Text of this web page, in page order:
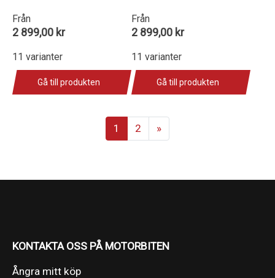
Från
2 899,00 kr
11 varianter
Gå till produkten
Från
2 899,00 kr
11 varianter
Gå till produkten
1 2 »
KONTAKTA OSS PÅ MOTORBITEN
Ångra mitt köp